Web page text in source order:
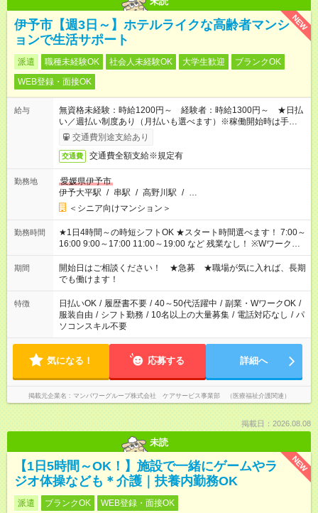
NEW
伊予市【週3日～】ホテルライクな高齢者マンシ
ョンで生活サポート
派遣 職種未経験OK 社会人未経験OK 大学生歓迎
ブランクOK
WEB登録・面接OK
給与
無資格未経験：時給1200円～ 経験者：時給1300円～ ★日払
い／週払い制度あり（月払いも選べます）※稼働開始時は手続き
完了次第のお支払いとなります。
交通費別途支給あり
交通費 交通費全額支給※規定有
勤務地
愛媛県伊予市
伊予大平駅 / 串駅 / 高野川駅 / …
＜シニア向けマンション＞
勤務時間
★1日4時間～の時短シフトOK ★スタート時間選べます！ 7:00～
16:00 9:00～17:00 11:00～19:00 など 残業なし！ ※Wワークの
場合、他のお仕事と合わせ週40時間超の就業はご案内できませ
ん ※法令に基づき、週20時間以上勤務は社会保険への加入対象
となります ※労働者派遣法（日雇い派遣の原則禁止）により、
短時間・短期間の就業はご案内が難しい場合があります
期間
開始日はご相談ください！ ★急募 ★職場が気に入れば、長期
でも働けます！
特徴 日払いOK / 履歴書不要 / 40～50代活躍中 / 副業・WワークOK /
服装自由 / シフト勤務 / 10名以上の大量募集 / 電話対応なし / パ
ソコンスキル不要
気になる！ 応募する 詳細へ
掲載元企業名 マンパワーグループ株式会社 ケアサービス事業部 （医療福祉介護関連）
掲載日：2026.08.08
未読
NEW
【1日5時間～OK！】施設で一緒にゲームやラ
ジオ体操なども＊介護｜扶養内勤務OK
派遣 ブランクOK WEB登録・面接OK